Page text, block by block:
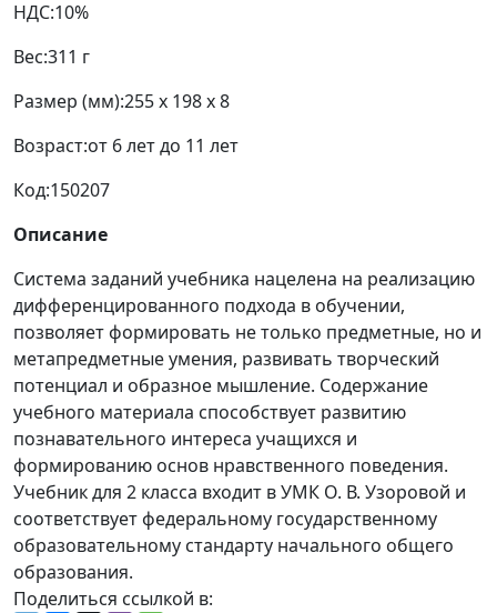
НДС:10%
Вес:311 г
Размер (мм):255 x 198 x 8
Возраст:от 6 лет до 11 лет
Код:150207
Описание
Система заданий учебника нацелена на реализацию
дифференцированного подхода в обучении,
позволяет формировать не только предметные, но и
метапредметные умения, развивать творческий
потенциал и образное мышление. Содержание
учебного материала способствует развитию
познавательного интереса учащихся и
формированию основ нравственного поведения.
Учебник для 2 класса входит в УМК О. В. Узоровой и
соответствует федеральному государственному
образовательному стандарту начального общего
образования.
Поделиться ссылкой в: